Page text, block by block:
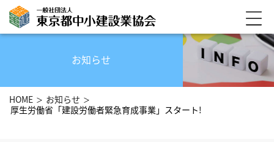
お知らせ
HOME
お知らせ
厚生労働省「建設労働者緊急育成事業」スタート!